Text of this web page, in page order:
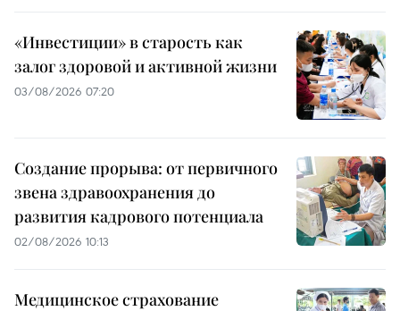
«Инвестиции» в старость как
залог здоровой и активной жизни
03/08/2026 07:20
Создание прорыва: от первичного
звена здравоохранения до
развития кадрового потенциала
02/08/2026 10:13
Медицинское страхование